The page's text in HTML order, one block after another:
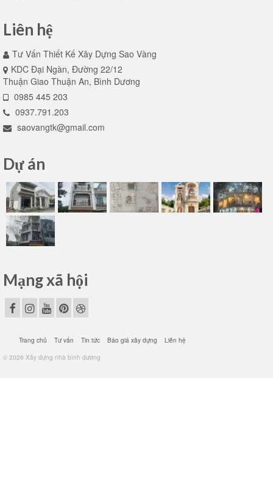
Liên hệ
Tư Vấn Thiết Kế Xây Dựng Sao Vàng
KDC Đại Ngàn, Đường 22/12
Thuận Giao Thuận An, Bình Dương
0985 445 203
0937.791.203
saovangtk@gmail.com
Dự án
Mạng xã hội
Trang chủ Tư vấn Tin tức Báo giá xây dựng
Liên hệ
© 2026 Xây dựng nhà bình dương